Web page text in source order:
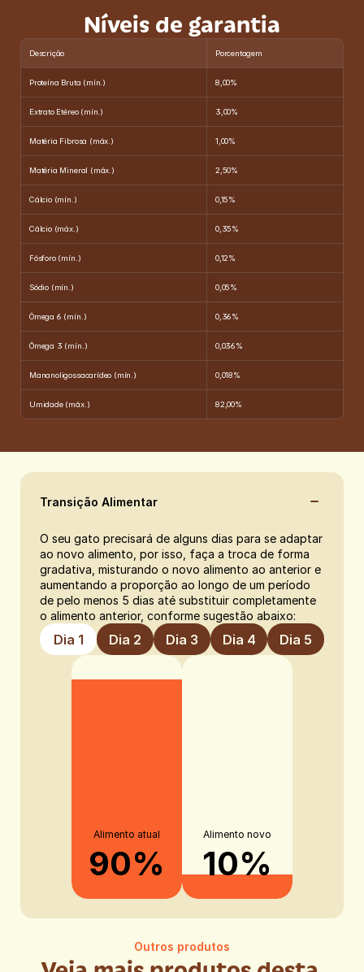
Níveis de garantia
Descrição Porcentagem
Proteína Bruta (mín.) 8,00%
Extrato Etéreo (mín.) 3,00%
Matéria Fibrosa (máx.) 1,00%
Matéria Mineral (máx.) 2,50%
Cálcio (mín.) 0,15%
Cálcio (máx.) 0,35%
Fósforo (mín.) 0,12%
Sódio (mín.) 0,05%
Ômega 6 (mín.) 0,36%
Ômega 3 (mín.) 0,036%
Mananoligossacarídeo (mín.) 0,018%
Umidade (máx.) 82,00%
Transição Alimentar
O seu gato precisará de alguns dias para se adaptar
ao novo alimento, por isso, faça a troca de forma
gradativa, misturando o novo alimento ao anterior e
aumentando a proporção ao longo de um período
de pelo menos 5 dias até substituir completamente
o alimento anterior, conforme sugestão abaixo:
Dia 1 Dia 2 Dia 3 Dia 4 Dia 5
Alimento atual
90%
Alimento novo
10%
Outros produtos